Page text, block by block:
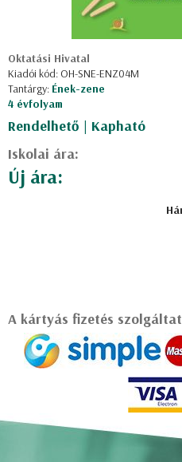
Oktatási Hivatal
Kiadói kód: OH-SNE-ENZ04M
Tantárgy: Ének-zene
4 évfolyam
Rendelhető | Kapható
Iskolai ára:
Új ára:
A kártyás fizetés